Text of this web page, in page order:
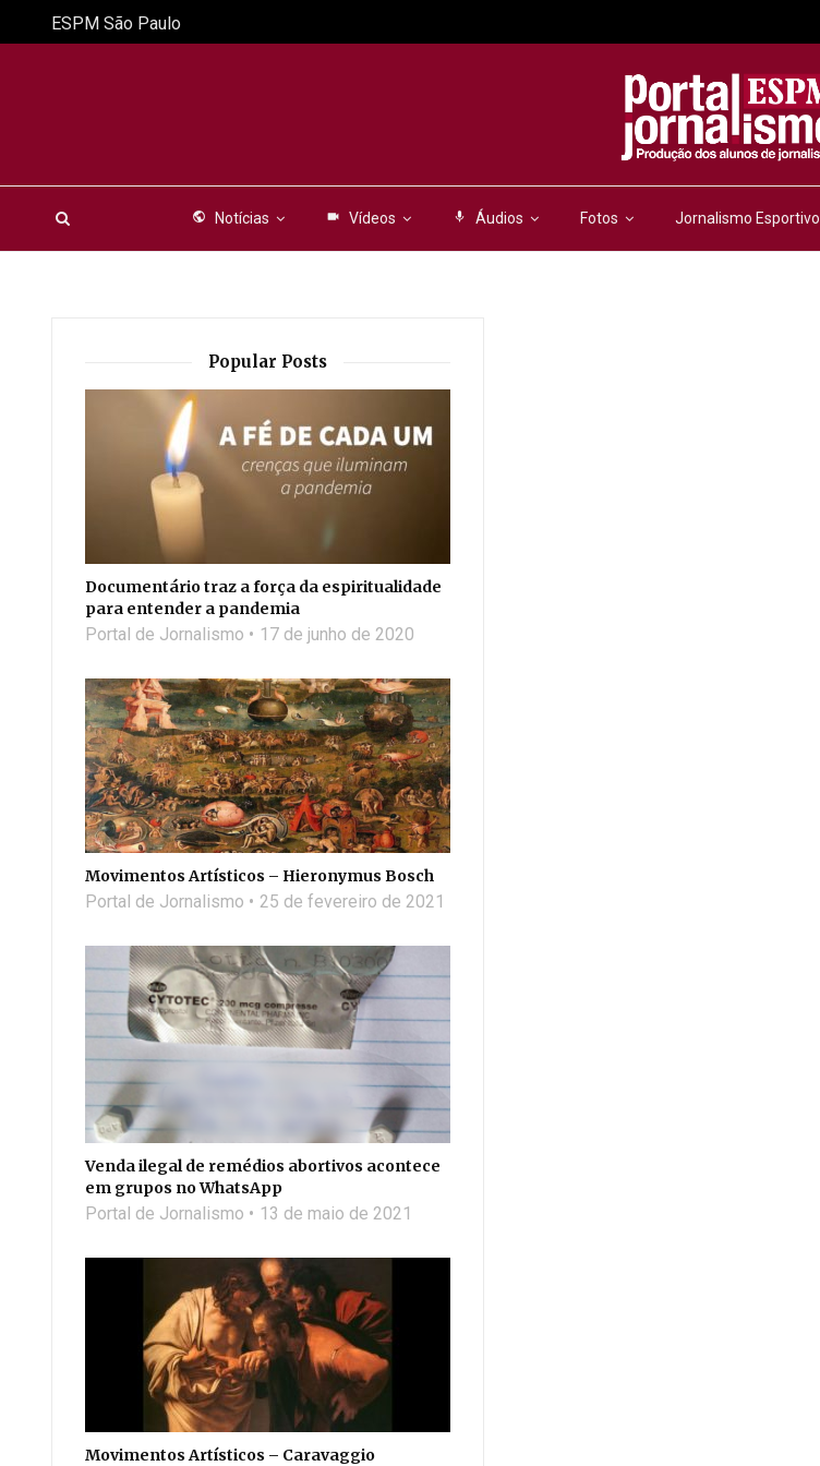
public Notícias videocam Vídeos mic Áudios Fotos Jornalismo Esportivo
ESPM São Paulo
Popular Posts
Documentário traz a força da espiritualidade
para entender a pandemia
Portal de Jornalismo 17 de junho de 2020
Movimentos Artísticos – Hieronymus Bosch
Portal de Jornalismo 25 de fevereiro de 2021
Venda ilegal de remédios abortivos acontece
em grupos no WhatsApp
Portal de Jornalismo 13 de maio de 2021
Movimentos Artísticos – Caravaggio